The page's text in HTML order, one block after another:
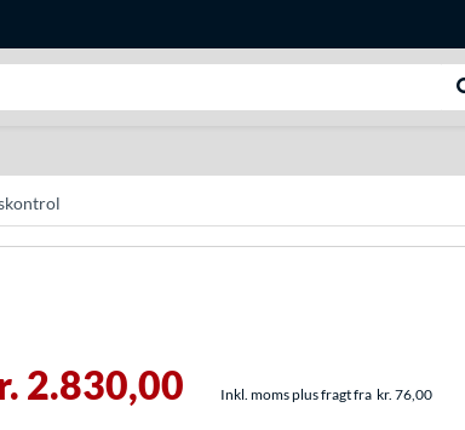
2.830,00 Inkl. moms plus fragt fra kr. 76,00